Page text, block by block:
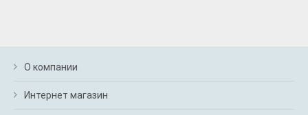
О компании
Интернет магазин